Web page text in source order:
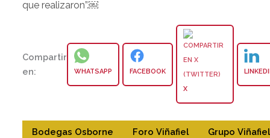
que realizaron”.￼
Compartir
en:
WHATSAPP FACEBOOK
X
Bodegas Osborne Foro Viñafiel Grupo Viñafiel